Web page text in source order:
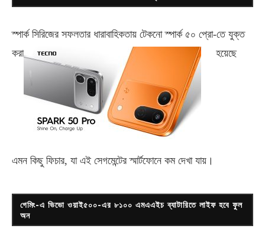
স্পার্ক সিরিজের সফলতার ধারাবাহিকতায় টেকনোস্পার্ক ৫০ প্রো-তে যুক্ত
করা
হয়েছে
এমন কিছু ফিচার, যা এই সেগমেন্টের স্মার্টফোনে কম দেখা যায়।
গেমিং-এ ভিভো ওয়াই৫০০-এর ৮১০০ এমএএইচ ব্যাটারিতে লাইফ হবে ফুল
অন